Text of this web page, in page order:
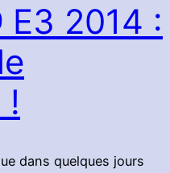
E3 2014 :
!
dans quelques jours